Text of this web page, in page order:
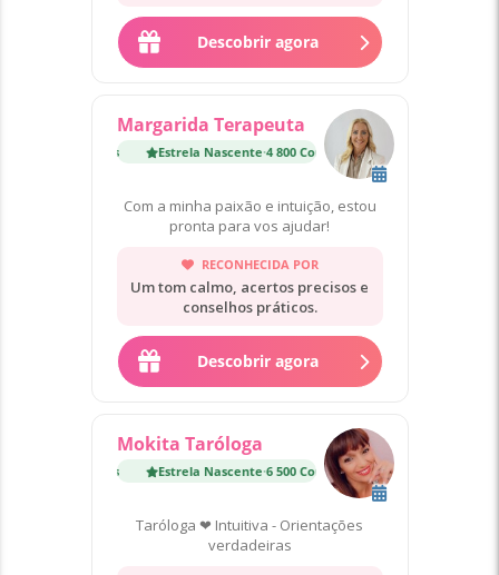
Descobrir agora
Margarida Terapeuta
Estrela Nascente·4 800 Consultas Estrela Nascente
Com a minha paixão e intuição, estou
pronta para vos ajudar!
RECONHECIDA POR
Um tom calmo, acertos precisos e
conselhos práticos.
Descobrir agora
Mokita Taróloga
Estrela Nascente·6 500 Consultas Estrela Nascente
Taróloga ❤ Intuitiva - Orientações
verdadeiras